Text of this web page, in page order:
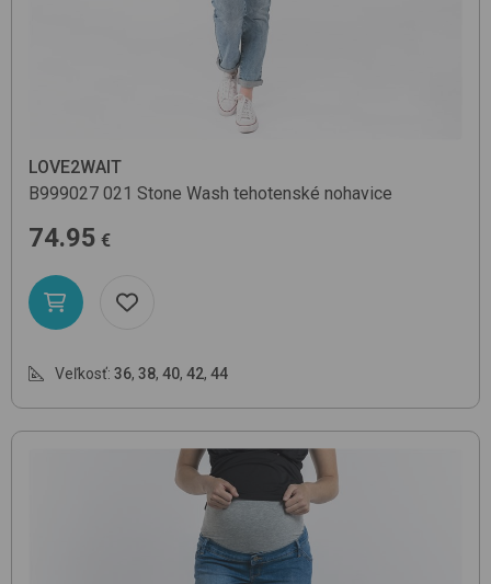
LOVE2WAIT
B999027 021 Stone Wash tehotenské nohavice
74.95 €
Veľkosť: 36, 38, 40, 42, 44